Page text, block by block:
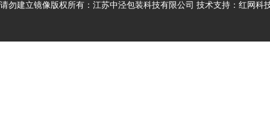
请勿建立镜像版权所有：江苏中泾包装科技有限公司 技术支持：红网科